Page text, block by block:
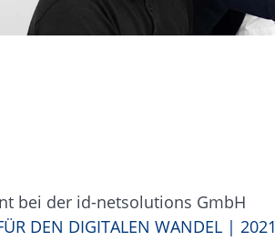
bei der id-netsolutions GmbH
DEN DIGITALEN WANDEL | 2021